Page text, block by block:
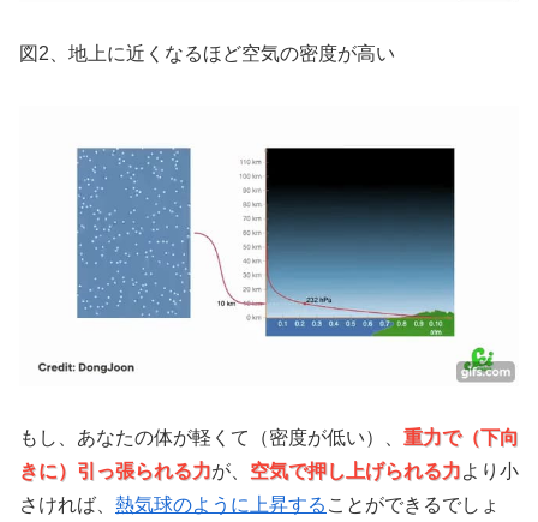
図2、地上に近くなるほど空気の密度が高い
もし、あなたの体が軽くて（密度が低い）、 重力で（下向
きに）引っ張られる力が、 空気で押し上げられる力より小
さければ、 熱気球のように上昇する ことができるでしょ